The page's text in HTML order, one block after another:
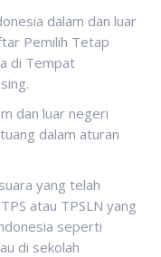
dalam dan luar
Pemilih Tetap
di Tempat
dan luar negeri
dalam aturan
yang telah
atau TPSLN yang
seperti
di sekolah